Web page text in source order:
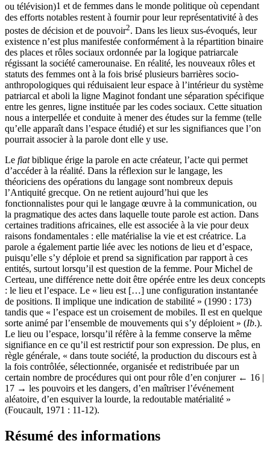
ou télévision)1 et de femmes dans le monde politique où cependant
des efforts notables restent à fournir pour leur représentativité à des
postes de décision et de pouvoir2. Dans les lieux sus-évoqués, leur
existence n’est plus manifestée conformément à la répartition binaire
des places et rôles sociaux ordonnée par la logique patriarcale
régissant la société camerounaise. En réalité, les nouveaux rôles et
statuts des femmes ont à la fois brisé plusieurs barrières socio-
anthropologiques qui réduisaient leur espace à l’intérieur du système
patriarcal et aboli la ligne Maginot fondant une séparation spécifique
entre les genres, ligne instituée par les codes sociaux. Cette situation
nous a interpellée et conduite à mener des études sur la femme (telle
qu’elle apparaît dans l’espace étudié) et sur les signifiances que l’on
pourrait associer à la parole dont elle y use.
Le fiatbiblique érige la parole en acte créateur, l’acte qui permet
d’accéder à la réalité. Dans la réflexion sur le langage, les
théoriciens des opérations du langage sont nombreux depuis
l’Antiquité grecque. On ne retient aujourd’hui que les
fonctionnalistes pour qui le langage œuvre à la communication, ou
la pragmatique des actes dans laquelle toute parole est action. Dans
certaines traditions africaines, elle est associée à la vie pour deux
raisons fondamentales : elle matérialise la vie et est créatrice. La
parole a également partie liée avec les notions de lieu et d’espace,
puisqu’elle s’y déploie et prend sa signification par rapport à ces
entités, surtout lorsqu’il est question de la femme. Pour Michel de
Certeau, une différence nette doit être opérée entre les deux concepts
: le lieu et l’espace. Le « lieu est […] une configuration instantanée
de positions. Il implique une indication de stabilité » (1990 : 173)
tandis que « l’espace est un croisement de mobiles. Il est en quelque
sorte animé par l’ensemble de mouvements qui s’y déploient » (Ib.).
Le lieu ou l’espace, lorsqu’il réfère à la femme conserve la même
signifiance en ce qu’il est restrictif pour son expression. De plus, en
règle générale, « dans toute société, la production du discours est à
la fois contrôlée, sélectionnée, organisée et redistribuée par un
certain nombre de procédures qui ont pour rôle d’en conjurer ← 16 |
17 → les pouvoirs et les dangers, d’en maîtriser l’événement
aléatoire, d’en esquiver la lourde, la redoutable matérialité »
(Foucault, 1971 : 11-12).
Résumé des informations